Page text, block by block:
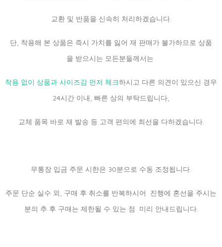
교환 및 반품을 신속히 처리하겠습니다.
단, 착용해 본 상품은 즉시 가치를 잃어 재 판매가 불가하므로 상품
을 받으시는 모든분들께서는
착용 없이 상품과 사이즈감 먼저 체크하시고 다른 의견이 있으신 경우
24시간 이내, 빠른 상의 부탁드립니다,
교체 품목 바로 재 발송 등 고객 편의에 최선을 다하겠습니다.
무통장 입금 주문 시한은 30분으로 수동 조정됩니다.
주문 단순 실수 외, 구매 후 취소를 반복하시어 진행에 혼선을 주시는
분의 추 후 구매는 제한될 수 있는 점 미리 안내드립니다.